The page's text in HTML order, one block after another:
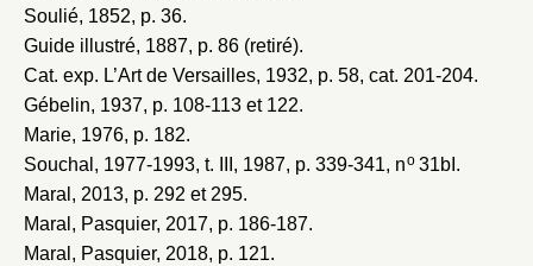
Soulié, 1852, p. 36.
Guide illustré, 1887, p. 86 (retiré).
Cat. exp. L’Art de Versailles, 1932, p. 58, cat. 201-204.
Gébelin, 1937, p. 108-113 et 122.
Marie, 1976, p. 182.
Souchal, 1977-1993, t. III, 1987, p. 339-341, no31bI.
Maral, 2013, p. 292 et 295.
Maral, Pasquier, 2017, p. 186-187.
Maral, Pasquier, 2018, p. 121.